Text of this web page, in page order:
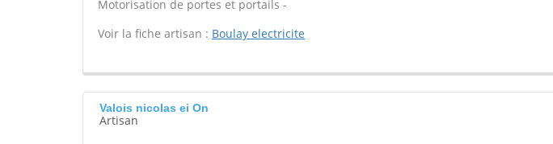
Motorisation de portes et portails -
Voir la fiche artisan : Boulay electricite
Valois nicolas ei On
Artisan